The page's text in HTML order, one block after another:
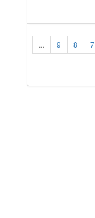
7
8
9
...